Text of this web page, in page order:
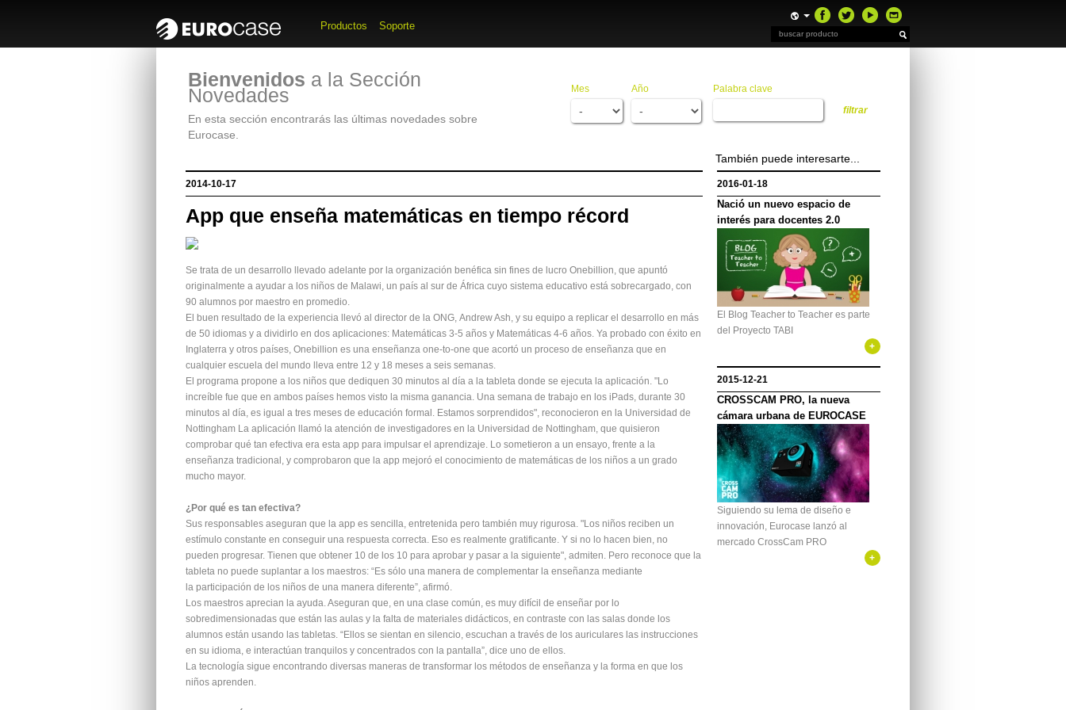
Productos Soporte
Bienvenidos a la Sección
Novedades
En esta sección encontrarás las últimas novedades sobre
Eurocase.
Mes Año Palabra clave
También puede interesarte...
2014-10-17
App que enseña matemáticas en tiempo récord
Se trata de un desarrollo llevado adelante por la organización benéfica sin fines de lucro Onebillion, que apuntó
originalmente a ayudar a los niños de Malawi, un país al sur de África cuyo sistema educativo está sobrecargado, con
90 alumnos por maestro en promedio.
El buen resultado de la experiencia llevó al director de la ONG, Andrew Ash, y su equipo a replicar el desarrollo en más
de 50 idiomas y a dividirlo en dos aplicaciones: Matemáticas 3-5 años y Matemáticas 4-6 años. Ya probado con éxito en
Inglaterra y otros países, Onebillion es una enseñanza one-to-one que acortó un proceso de enseñanza que en
cualquier escuela del mundo lleva entre 12 y 18 meses a seis semanas.
El programa propone a los niños que dediquen 30 minutos al día a la tableta donde se ejecuta la aplicación. "Lo
increíble fue que en ambos países hemos visto la misma ganancia. Una semana de trabajo en los iPads, durante 30
minutos al día, es igual a tres meses de educación formal. Estamos sorprendidos", reconocieron en la Universidad de
Nottingham La aplicación llamó la atención de investigadores en la Universidad de Nottingham, que quisieron
comprobar qué tan efectiva era esta app para impulsar el aprendizaje. Lo sometieron a un ensayo, frente a la
enseñanza tradicional, y comprobaron que la app mejoró el conocimiento de matemáticas de los niños a un grado
mucho mayor.
¿Por qué es tan efectiva?
Sus responsables aseguran que la app es sencilla, entretenida pero también muy rigurosa. "Los niños reciben un
estímulo constante en conseguir una respuesta correcta. Eso es realmente gratificante. Y si no lo hacen bien, no
pueden progresar. Tienen que obtener 10 de los 10 para aprobar y pasar a la siguiente", admiten. Pero reconoce que la
tableta no puede suplantar a los maestros: “Es sólo una manera de complementar la enseñanza mediante
la participación de los niños de una manera diferente”, afirmó.
Los maestros aprecian la ayuda. Aseguran que, en una clase común, es muy difícil de enseñar por lo
sobredimensionadas que están las aulas y la falta de materiales didácticos, en contraste con las salas donde los
alumnos están usando las tabletas. “Ellos se sientan en silencio, escuchan a través de los auriculares las instrucciones
en su idioma, e interactúan tranquilos y concentrados con la pantalla”, dice uno de ellos.
La tecnología sigue encontrando diversas maneras de transformar los métodos de enseñanza y la forma en que los
niños aprenden.
2016-01-18
Nació un nuevo espacio de
interés para docentes 2.0
El Blog Teacher to Teacher es parte
del Proyecto TABI
+
2015-12-21
CROSSCAM PRO, la nueva
cámara urbana de EUROCASE
Siguiendo su lema de diseño e
innovación, Eurocase lanzó al
mercado CrossCam PRO
+